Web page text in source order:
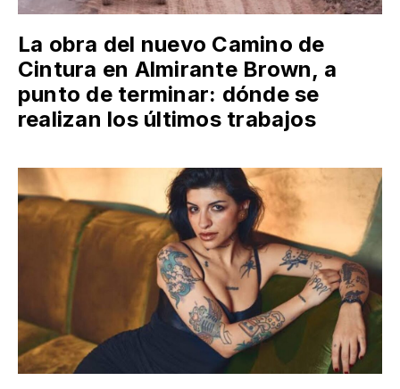
La obra del nuevo Camino de
Cintura en Almirante Brown, a
punto de terminar: dónde se
realizan los últimos trabajos